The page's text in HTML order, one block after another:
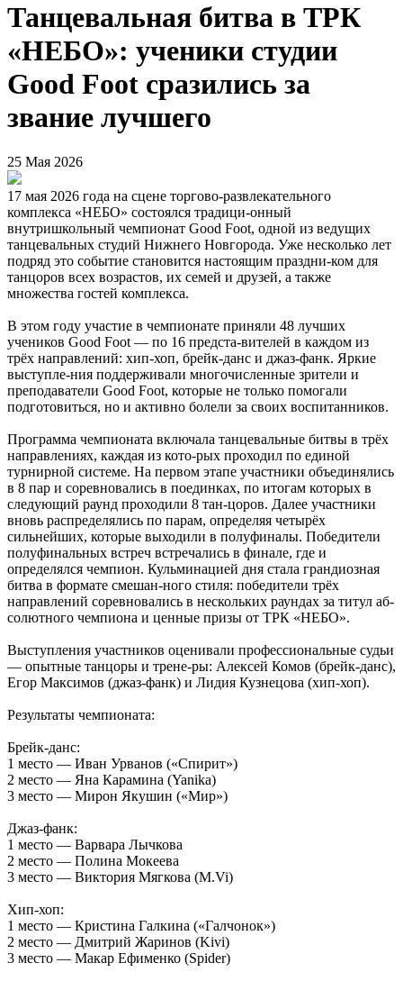
Танцевальная битва в ТРК
«НЕБО»: ученики студии
Good Foot сразились за
звание лучшего
25 Мая 2026
17 мая 2026 года на сцене торгово-развлекательного
комплекса «НЕБО» состоялся традици-онный
внутришкольный чемпионат Good Foot, одной из ведущих
танцевальных студий Нижнего Новгорода. Уже несколько лет
подряд это событие становится настоящим праздни-ком для
танцоров всех возрастов, их семей и друзей, а также
множества гостей комплекса.
В этом году участие в чемпионате приняли 48 лучших
учеников Good Foot — по 16 предста-вителей в каждом из
трёх направлений: хип-хоп, брейк-данс и джаз-фанк. Яркие
выступле-ния поддерживали многочисленные зрители и
преподаватели Good Foot, которые не только помогали
подготовиться, но и активно болели за своих воспитанников.
Программа чемпионата включала танцевальные битвы в трёх
направлениях, каждая из кото-рых проходил по единой
турнирной системе. На первом этапе участники объединялись
в 8 пар и соревновались в поединках, по итогам которых в
следующий раунд проходили 8 тан-цоров. Далее участники
вновь распределялись по парам, определяя четырёх
сильнейших, которые выходили в полуфиналы. Победители
полуфинальных встреч встречались в финале, где и
определялся чемпион. Кульминацией дня стала грандиозная
битва в формате смешан-ного стиля: победители трёх
направлений соревновались в нескольких раундах за титул аб-
солютного чемпиона и ценные призы от ТРК «НЕБО».
Выступления участников оценивали профессиональные судьи
— опытные танцоры и трене-ры: Алексей Комов (брейк-данс),
Егор Максимов (джаз-фанк) и Лидия Кузнецова (хип-хоп).
Результаты чемпионата:
Брейк-данс:
1 место — Иван Урванов («Спирит»)
2 место — Яна Карамина (Yanika)
3 место — Мирон Якушин («Мир»)
Джаз-фанк:
1 место — Варвара Лычкова
2 место — Полина Мокеева
3 место — Виктория Мягкова (M.Vi)
Хип-хоп:
1 место — Кристина Галкина («Галчонок»)
2 место — Дмитрий Жаринов (Kivi)
3 место — Макар Ефименко (Spider)